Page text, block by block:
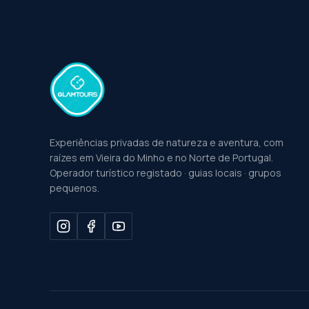
Experiências privadas de natureza e aventura, com
raízes em Vieira do Minho e no Norte de Portugal.
Operador turístico registado · guias locais · grupos
pequenos.